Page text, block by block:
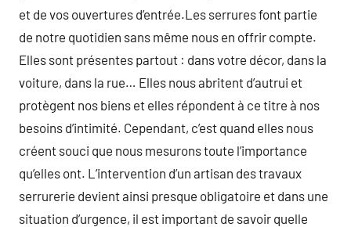
et de vos ouvertures d’entrée.Les serrures font partie
de notre quotidien sans même nous en offrir compte.
Elles sont présentes partout : dans votre décor, dans la
voiture, dans la rue… Elles nous abritent d’autrui et
protègent nos biens et elles répondent à ce titre à nos
besoins d’intimité. Cependant, c’est quand elles nous
créent souci que nous mesurons toute l’importance
qu’elles ont. L’intervention d’un artisan des travaux
serrurerie devient ainsi presque obligatoire et dans une
situation d’urgence, il est important de savoir quelle